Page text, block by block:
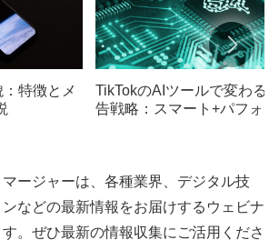
特徴とメ
TikTokのAIツールで変わる
告戦略：スマート+パフォー
ージャーは、各種業界、デジタル技
などの最新情報をお届けするウェビナ
。ぜひ最新の情報収集にご活用くださ